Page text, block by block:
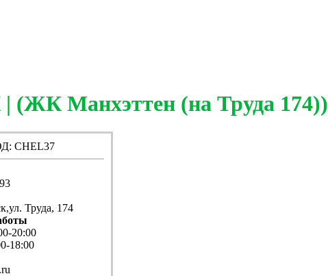
(ЖК Манхэттен (на Труда 174))
CHEL37
Труда, 174
20:00
18:00